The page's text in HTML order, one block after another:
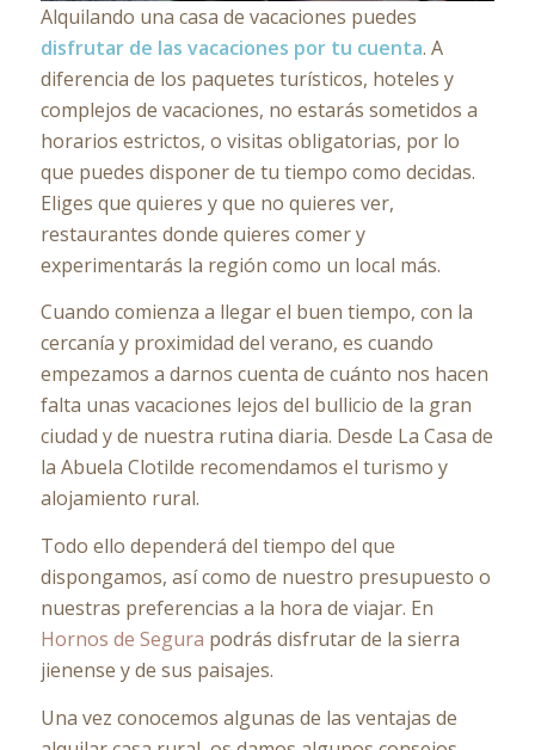
Alquilando una casa de vacaciones puedes
disfrutar de las vacaciones por tu cuenta. A
diferencia de los paquetes turísticos, hoteles y
complejos de vacaciones, no estarás sometidos a
horarios estrictos, o visitas obligatorias, por lo
que puedes disponer de tu tiempo como decidas.
Eliges que quieres y que no quieres ver,
restaurantes donde quieres comer y
experimentarás la región como un local más.
Cuando comienza a llegar el buen tiempo, con la
cercanía y proximidad del verano, es cuando
empezamos a darnos cuenta de cuánto nos hacen
falta unas vacaciones lejos del bullicio de la gran
ciudad y de nuestra rutina diaria. Desde La Casa de
la Abuela Clotilde recomendamos el turismo y
alojamiento rural.
Todo ello dependerá del tiempo del que
dispongamos, así como de nuestro presupuesto o
nuestras preferencias a la hora de viajar. En
Hornos de Segura podrás disfrutar de la sierra
jienense y de sus paisajes.
Una vez conocemos algunas de las ventajas de